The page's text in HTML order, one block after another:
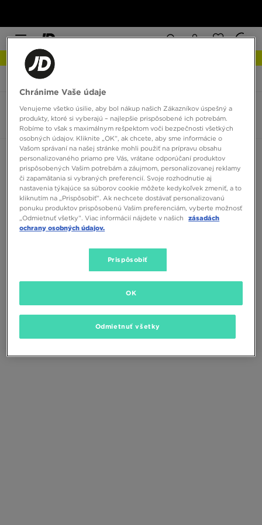
JD Sports Jordan 6 Rings
Jordan 6 Rings
0 produktov
Zoradiť:Odporúčané Filtrovať
Žiadne produkty na zobrazenie
Zmeňte kritériá vyhľadávania alebo
odstráňte vybrané filtre
Chránime Vaše údaje
Venujeme všetko úsilie, aby bol nákup našich Zákazníkov úspešný a
produkty, ktoré si vyberajú – najlepšie prispôsobené ich potrebám.
Robíme to však s maximálnym rešpektom voči bezpečnosti všetkých
osobných údajov. Kliknite „OK”, ak chcete, aby sme informácie o
Vašom správaní na našej stránke mohli použiť na prípravu obsahu
personalizovaného priamo pre Vás, vrátane odporúčaní produktov
prispôsobených Vašim potrebám a záujmom, personalizovanej reklamy
či zapamätania si vybraných preferencií. Svoje rozhodnutie aj
nastavenia týkajúce sa súborov cookie môžete kedykoľvek zmeniť, a to
kliknutím na „Prispôsobiť”. Ak nechcete dostávať personalizovanú
ponuku produktov prispôsobenú Vašim preferenciám, vyberte možnosť
„Odmietnuť všetky”. Viac informácií nájdete v našich
zásadách
ochrany osobných údajov.
Prispôsobiť
Odmietnuť všetky
OK